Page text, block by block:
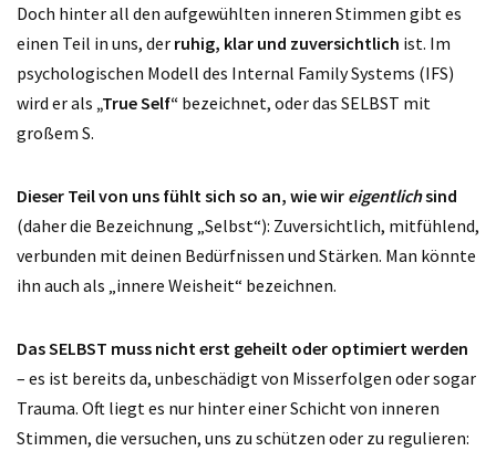
Doch hinter all den aufgewühlten inneren Stimmen gibt es
einen Teil in uns, der ruhig, klar und zuversichtlich ist. Im
psychologischen Modell des Internal Family Systems (IFS)
wird er als „True Self“ bezeichnet, oder das SELBST mit
großem S.
Dieser Teil von uns fühlt sich so an, wie wir eigentlichsind
(daher die Bezeichnung „Selbst“): Zuversichtlich, mitfühlend,
verbunden mit deinen Bedürfnissen und Stärken. Man könnte
ihn auch als „innere Weisheit“ bezeichnen.
Das SELBST muss nicht erst geheilt oder optimiert werden
– es ist bereits da, unbeschädigt von Misserfolgen oder sogar
Trauma. Oft liegt es nur hinter einer Schicht von inneren
Stimmen, die versuchen, uns zu schützen oder zu regulieren: